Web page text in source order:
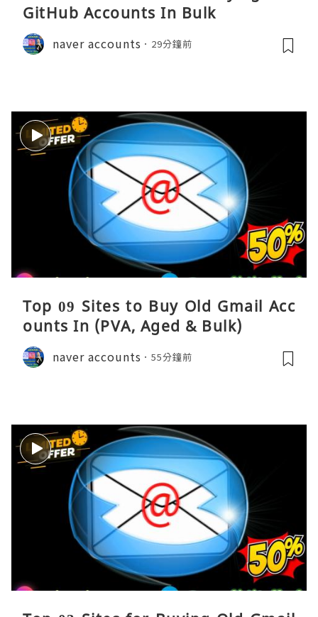
GitHub Accounts In Bulk
naver accounts 29分鐘前
Top 09 Sites to Buy Old Gmail Acc
ounts In (PVA, Aged & Bulk)
naver accounts 55分鐘前